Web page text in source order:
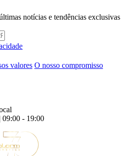
notícias e tendências exclusivas
valores O nosso compromisso
09:00 - 19:00